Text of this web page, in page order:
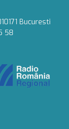
Bucuresti
58